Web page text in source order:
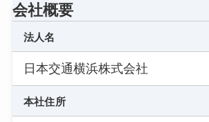
会社概要
法人名
日本交通横浜株式会社
本社住所